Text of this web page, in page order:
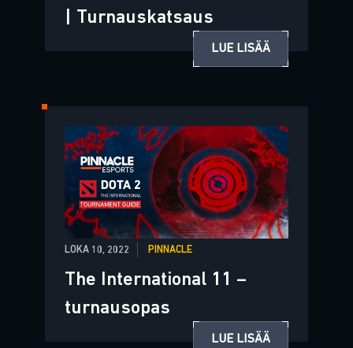
| Turnauskatsaus
LUE LISÄÄ
LOKA 10, 2022 PINNACLE
The International 11 –
turnausopas
LUE LISÄÄ